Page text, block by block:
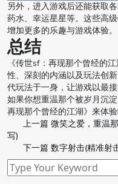
另外，进入游戏后还能获取
药水、幸运星星等。这些高
增加更多的乐趣与游戏体验。
总结
《传世sf：再现那个曾经的
性、深刻的内涵以及玩法创
代玩法于一身，让游戏以最
如果你想重温那个被岁月沉
再现那个曾经的江湖》来体
上一篇 微笑之爱，重温
写)
下一篇 数字射击(精准射